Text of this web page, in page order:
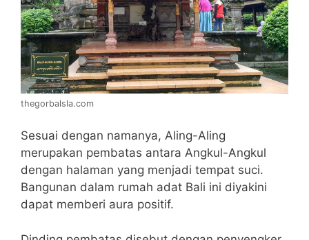
thegorbalsla.com
Sesuai dengan namanya, Aling-Aling
merupakan pembatas antara Angkul-Angkul
dengan halaman yang menjadi tempat suci.
Bangunan dalam rumah adat Bali ini diyakini
dapat memberi aura positif.